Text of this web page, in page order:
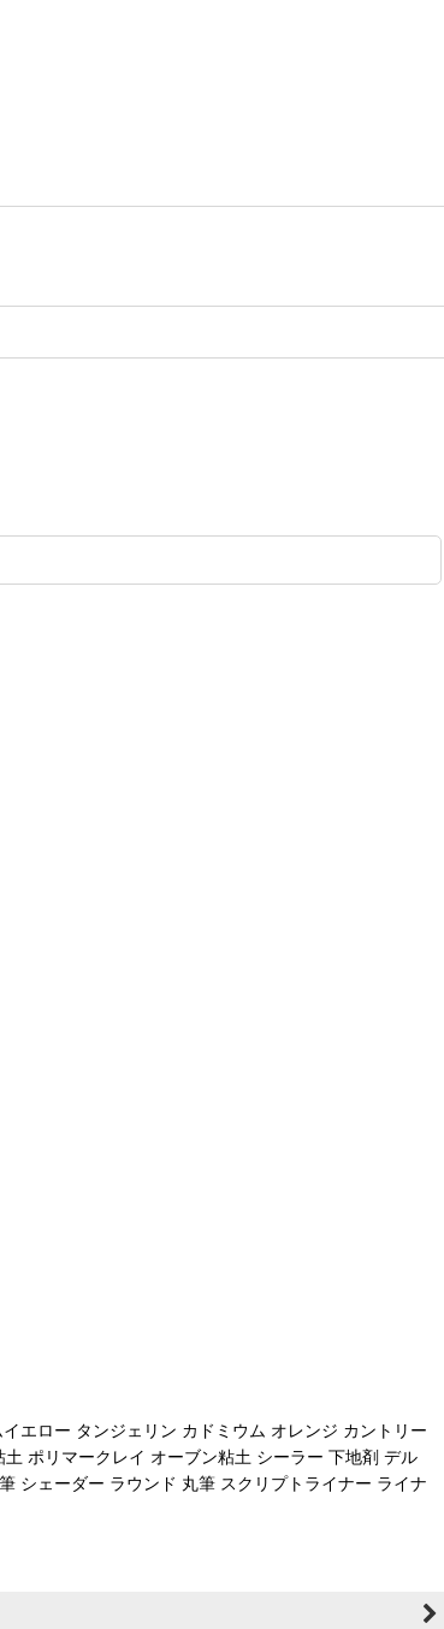
エロー タンジェリン カドミウム オレンジ カントリー
ポリマークレイ オーブン粘土 シーラー 下地剤 デル
シェーダー ラウンド 丸筆 スクリプトライナー ライナ